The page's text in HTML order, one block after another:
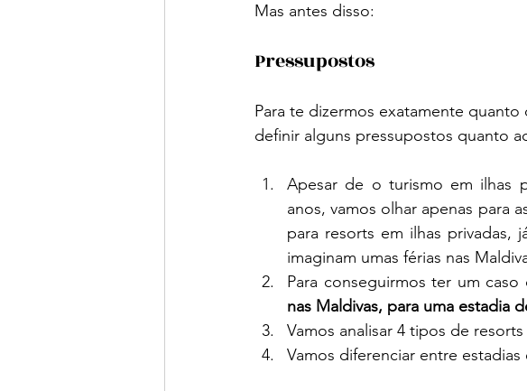
Mas antes disso:
Pressupostos
Para te dizermos exatamente
definir alguns pressupostos quanto
Apesar de o turismo em ilhas
anos, vamos olhar apenas para
para resorts em ilhas privadas,
imaginam umas férias nas
Para conseguirmos ter um
nas Maldivas, para uma estadia
Vamos analisar 4 tipos de
Vamos diferenciar entre